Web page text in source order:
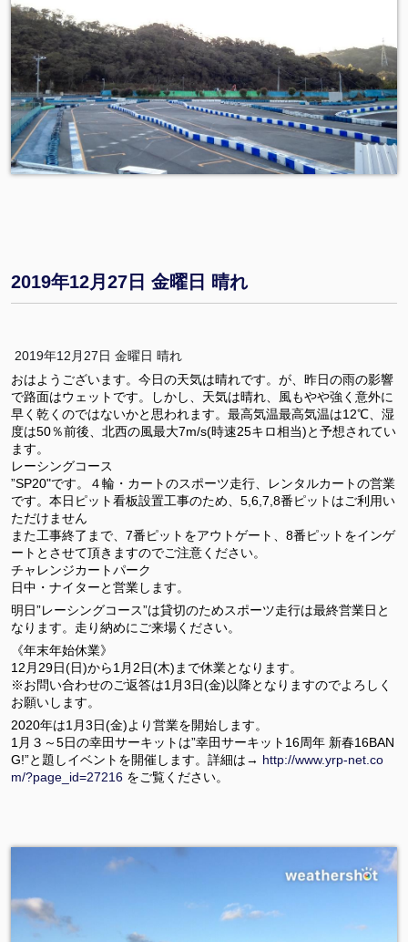
2019年12月27日 金曜日 晴れ
2019年12月27日 金曜日 晴れ
おはようございます。今日の天気は晴れです。が、昨日の雨の影響
で路面はウェットです。しかし、天気は晴れ、風もやや強く意外に
早く乾くのではないかと思われます。最高気温最高気温は12℃、湿
度は50％前後、北西の風最大7m/s(時速25キロ相当)と予想されてい
ます。
レーシングコース
”SP20"です。４輪・カートのスポーツ走行、レンタルカートの営業
です。本日ピット看板設置工事のため、5,6,7,8番ピットはご利用い
ただけません
また工事終了まで、7番ピットをアウトゲート、8番ピットをインゲ
ートとさせて頂きますのでご注意ください。
チャレンジカートパーク
日中・ナイターと営業します。
明日”レーシングコース”は貸切のためスポーツ走行は最終営業日と
なります。走り納めにご来場ください。
《年末年始休業》
12月29日(日)から1月2日(木)まで休業となります。
※お問い合わせのご返答は1月3日(金)以降となりますのでよろしく
お願いします。
2020年は1月3日(金)より営業を開始します。
1月３～5日の幸田サーキットは”幸田サーキット16周年 新春16BAN
G!”と題しイベントを開催します。詳細は→ http://www.yrp-net.co
m/?page_id=27216 をご覧ください。